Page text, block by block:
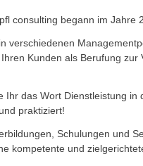
consulting begann im Jahre
verschiedenen
Kunden als Berufung zur
Ihr das Wort Dienstleistung
praktiziert!
Schulungen und
kompetente und